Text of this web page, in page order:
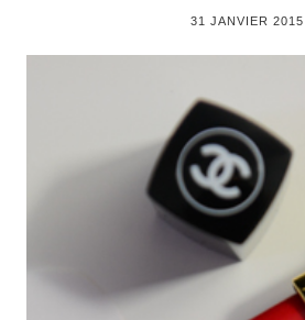
31 JANVIER 2015